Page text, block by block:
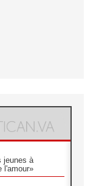
jeunes à
l'amour»